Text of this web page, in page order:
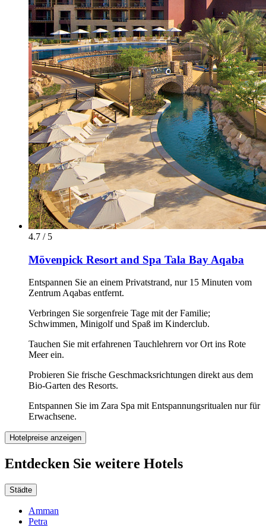
4.7 / 5
Mövenpick Resort and Spa Tala Bay Aqaba
Entspannen Sie an einem Privatstrand, nur 15 Minuten vom
Zentrum Aqabas entfernt.
Verbringen Sie sorgenfreie Tage mit der Familie;
Schwimmen, Minigolf und Spaß im Kinderclub.
Tauchen Sie mit erfahrenen Tauchlehrern vor Ort ins Rote
Meer ein.
Probieren Sie frische Geschmacksrichtungen direkt aus dem
Bio-Garten des Resorts.
Entspannen Sie im Zara Spa mit Entspannungsritualen nur für
Erwachsene.
Hotelpreise anzeigen
Entdecken Sie weitere Hotels
Städte
Amman
Petra